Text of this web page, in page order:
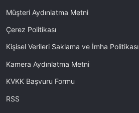
Müşteri Aydınlatma Metni
Çerez Politikası
Kişisel Verileri Saklama ve İmha Politikası
Kamera Aydınlatma Metni
KVKK Başvuru Formu
RSS